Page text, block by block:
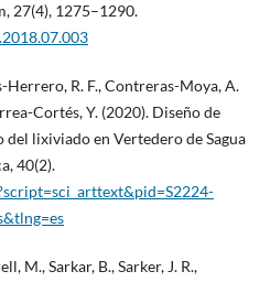
27(4), 1275–1290.
Herrero, R. F., Contreras-Moya, A.
Cortés, Y. (2020). Diseño de
lixiviado en Vertedero de Sagua
40(2).
M., Sarkar, B., Sarker, J. R.,